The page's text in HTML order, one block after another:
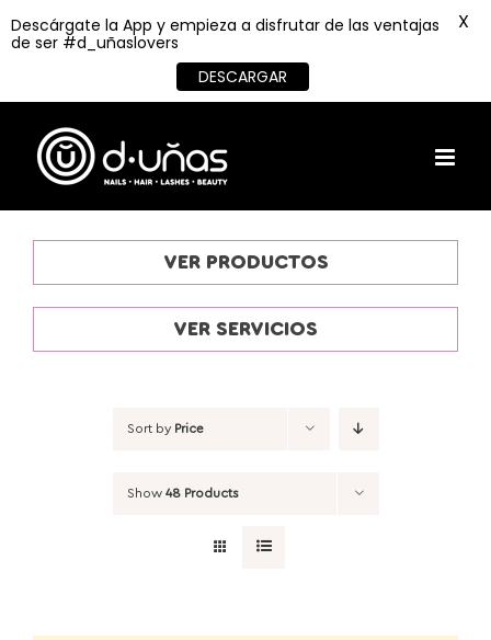
content
VER PRODUCTOS
VER SERVICIOS
Sort by Price
Show 48 Products
Descárgate la App y empieza a disfrutar de las ventajas
de ser #d_uñaslovers
DESCARGAR
X